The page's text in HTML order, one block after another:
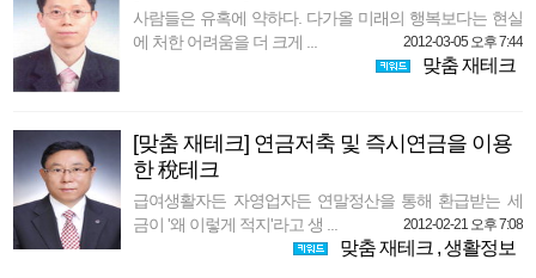
사람들은 유혹에 약하다. 다가올 미래의 행복보다는 현실
에 처한 어려움을 더 크게 ...
2012-03-05 오후 7:44
맞춤 재테크
[맞춤 재테크] 연금저축 및 즉시연금을 이용
한 稅테크
급여생활자든 자영업자든 연말정산을 통해 환급받는 세
금이 '왜 이렇게 적지'라고 생 ...
2012-02-21 오후 7:08
맞춤 재테크 ,생활정보